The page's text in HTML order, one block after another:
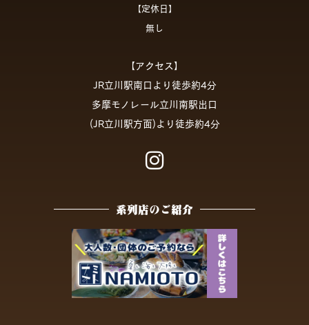
【定休日】
無し
【アクセス】
JR立川駅南口より徒歩約4分
多摩モノレール立川南駅出口
(JR立川駅方面)より徒歩約4分
系列店のご紹介